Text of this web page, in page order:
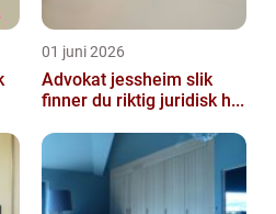
01 juni 2026
Advokat jessheim slik
finner du riktig juridisk h...